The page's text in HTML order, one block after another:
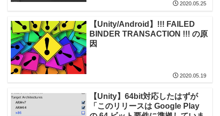
2020.05.25
【Unity/Android】!!! FAILED
BINDER TRANSACTION !!! の原
因
2020.05.19
【Unity】64bit対応したはずが
「このリリースは Google Play